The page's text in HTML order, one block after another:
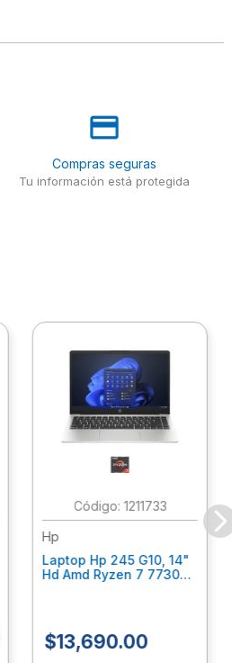
Compras seguras
Tu información está protegida
: 1211733
Hp
Laptop Hp 245 G10, 14"
Hd Amd Ryzen 7 7730U
$13,690.00